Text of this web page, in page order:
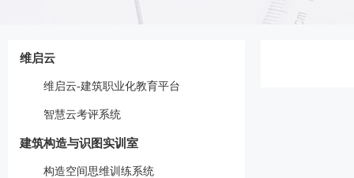
维启云
维启云-建筑职业化教育平台
智慧云考评系统
建筑构造与识图实训室
构造空间思维训练系统